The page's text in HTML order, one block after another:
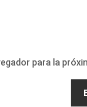
para la